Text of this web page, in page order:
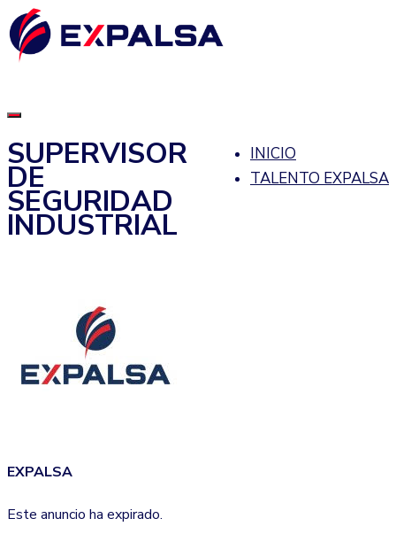
INICIO
TALENTO EXPALSA
SUPERVISOR
DE
SEGURIDAD
INDUSTRIAL
EXPALSA
Este anuncio ha expirado.